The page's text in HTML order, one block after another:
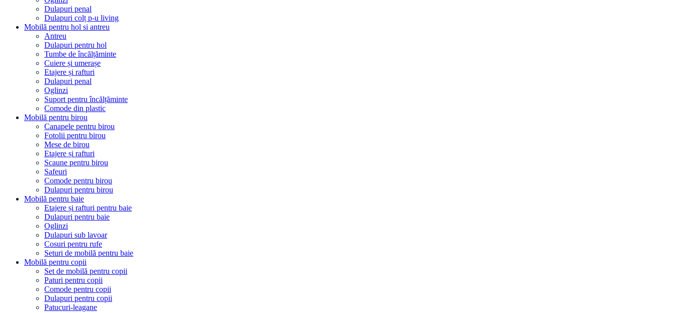
Dulapuri penal
Dulapuri colț p-u living
Mobilă pentru hol si antreu
Antreu
Dulapuri pentru hol
Tumbe de încălțăminte
Cuiere și umerașe
Etajere și rafturi
Dulapuri penal
Oglinzi
Suport pentru încălțăminte
Comode din plastic
Mobilă pentru birou
Canapele pentru birou
Fotolii pentru birou
Mese de birou
Etajere și rafturi
Scaune pentru birou
Safeuri
Comode pentru birou
Dulapuri pentru birou
Mobilă pentru baie
Etajere și rafturi pentru baie
Dulapuri pentru baie
Oglinzi
Dulapuri sub lavoar
Cosuri pentru rufe
Seturi de mobilă pentru baie
Mobilă pentru copii
Set de mobilă pentru copii
Paturi pentru copii
Comode pentru copii
Dulapuri pentru copii
Patucuri-leagane